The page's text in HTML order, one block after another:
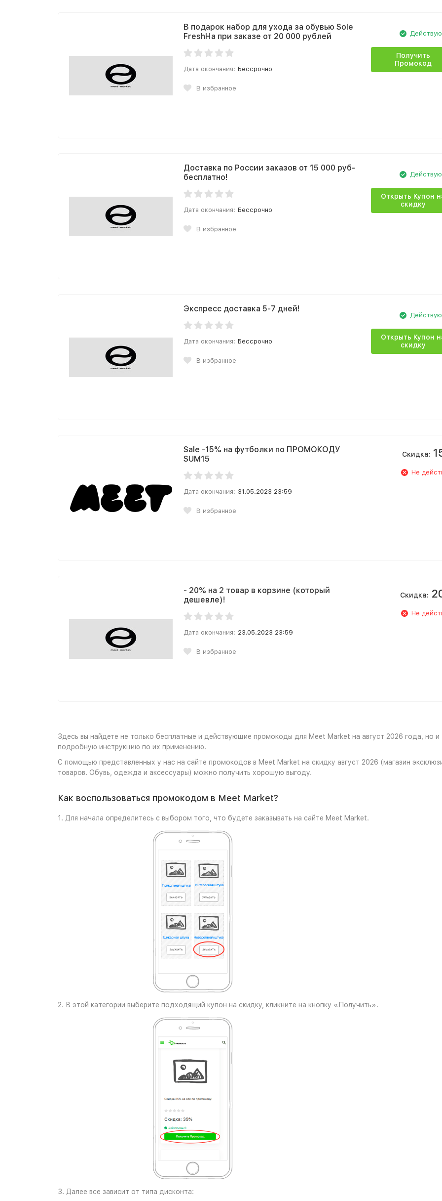
В подарок набор для ухода за обувью Sole
FreshНа при заказе от 20 000 рублей
Дата окончания: Бессрочно
В избранное
Получить
Промокод
Доставка по России заказов от 15 000 руб-
бесплатно!
Дата окончания: Бессрочно
В избранное
Открыть Купон
скидку
Экспресс доставка 5-7 дней!
Дата окончания: Бессрочно
В избранное
Открыть Купон
скидку
Sale -15% на футболки по ПРОМОКОДУ
SUM15
Дата окончания: 31.05.2023 23:59
В избранное
Скидка:
Не
- 20% на 2 товар в корзине (который
дешевле)!
Дата окончания: 23.05.2023 23:59
В избранное
Скидка:
Не
Здесь вы найдете не только бесплатные и действующие промокоды для Meet Market на август 2026 года, но и
подробную инструкцию по их применению.
С помощью представленных у нас на сайте промокодов в Meet Market на скидку август 2026 (магазин
товаров. Обувь, одежда и аксессуары) можно получить хорошую выгоду.
Как воспользоваться промокодом в Meet Market?
1. Для начала определитесь с выбором того, что будете заказывать на сайте Meet Market.
2. В этой категории выберите подходящий купон на скидку, кликните на кнопку «Получить».
3. Далее все зависит от типа дисконта: